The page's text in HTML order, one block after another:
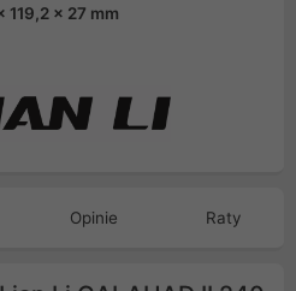
119,2 x 27 mm
Opinie Raty